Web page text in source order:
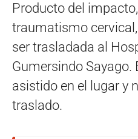
Producto del
traumatismo
ser trasladada al
Gumersindo Sayago.
asistido en el lugar y
traslado.